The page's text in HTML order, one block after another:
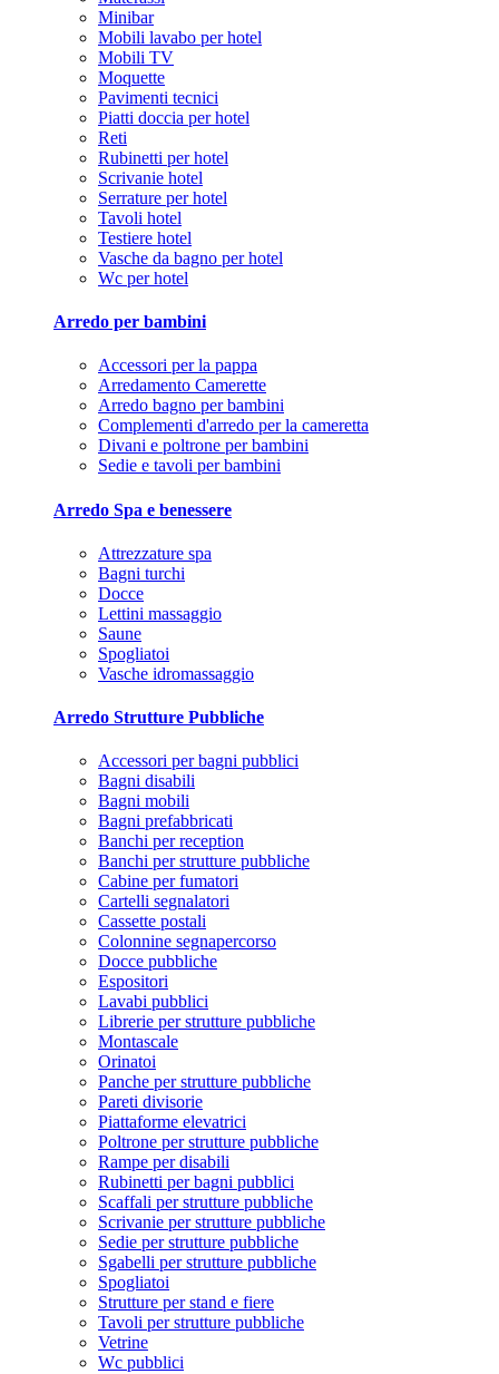
Minibar
Mobili lavabo per hotel
Mobili TV
Moquette
Pavimenti tecnici
Piatti doccia per hotel
Reti
Rubinetti per hotel
Scrivanie hotel
Serrature per hotel
Tavoli hotel
Testiere hotel
Vasche da bagno per hotel
Wc per hotel
Arredo per bambini
Accessori per la pappa
Arredamento Camerette
Arredo bagno per bambini
Complementi d'arredo per la cameretta
Divani e poltrone per bambini
Sedie e tavoli per bambini
Arredo Spa e benessere
Attrezzature spa
Bagni turchi
Docce
Lettini massaggio
Saune
Spogliatoi
Vasche idromassaggio
Arredo Strutture Pubbliche
Accessori per bagni pubblici
Bagni disabili
Bagni mobili
Bagni prefabbricati
Banchi per reception
Banchi per strutture pubbliche
Cabine per fumatori
Cartelli segnalatori
Cassette postali
Colonnine segnapercorso
Docce pubbliche
Espositori
Lavabi pubblici
Librerie per strutture pubbliche
Montascale
Orinatoi
Panche per strutture pubbliche
Pareti divisorie
Piattaforme elevatrici
Poltrone per strutture pubbliche
Rampe per disabili
Rubinetti per bagni pubblici
Scaffali per strutture pubbliche
Scrivanie per strutture pubbliche
Sedie per strutture pubbliche
Sgabelli per strutture pubbliche
Spogliatoi
Strutture per stand e fiere
Tavoli per strutture pubbliche
Vetrine
Wc pubblici